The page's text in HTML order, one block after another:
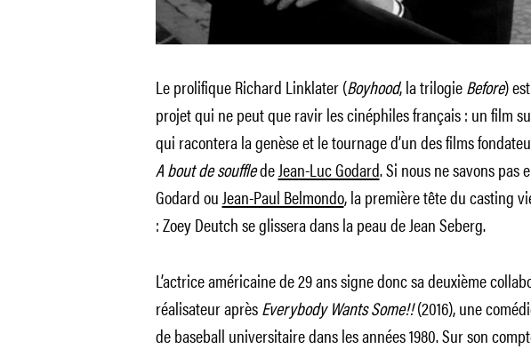
Le prolifique Richard Linklater (Boyhood, la trilogieBefore)
projet qui ne peut que ravir les cinéphiles français : un film
qui racontera la genèse et le tournage d’un des films
A bout de souffledeJean-Luc Godard. Si nous ne savons pas
Godard ouJean-Paul Belmondo, la première tête du casting
: Zoey Deutch se glissera dans la peau de Jean Seberg.
L’actrice américaine de 29 ans signe donc sa deuxième
réalisateur aprèsEverybody Wants Some!!(2016), une
de baseball universitaire dans les années 1980. Sur son